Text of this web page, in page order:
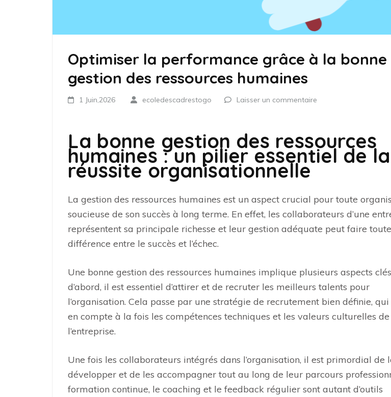
Optimiser la performance grâce à la bonne
gestion des ressources humaines
1 Juin,2026 ecoledescadrestogo Laisser un commentaire
La bonne gestion des ressources
humaines : un pilier essentiel de la
réussite organisationnelle
La gestion des ressources humaines est un aspect crucial pour toute
soucieuse de son succès à long terme. En effet, les collaborateurs d’une
représentent sa principale richesse et leur gestion adéquate peut faire
différence entre le succès et l’échec.
Une bonne gestion des ressources humaines implique plusieurs aspects
d’abord, il est essentiel d’attirer et de recruter les meilleurs talents pour
l’organisation. Cela passe par une stratégie de recrutement bien définie,
en compte à la fois les compétences techniques et les valeurs culturelles de
l’entreprise.
Une fois les collaborateurs intégrés dans l’organisation, il est primordial de
développer et de les accompagner tout au long de leur parcours
formation continue, le coaching et le feedback régulier sont autant d’outils